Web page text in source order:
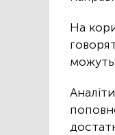
На
можуть